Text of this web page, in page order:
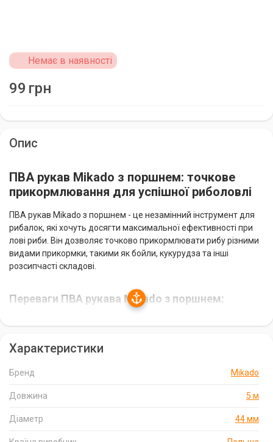
Немає в наявності
99 грн
Опис
ПВА рукав Mikado з поршнем: точкове
прикормлювання для успішної риболовлі
ПВА рукав Mikado з поршнем - це незамінний інструмент для
рибалок, які хочуть досягти максимальної ефективності при
лові риби. Він дозволяє точково прикормлювати рибу різними
видами прикормки, такими як бойли, кукурудза та інші
розсипчасті складові.
Переваги ПВА рукава Mikado з поршнем:
ваші шанси на піймання риби.
використанні. Вам потрібно всього лише заповнити його
прикормкою, зав'язати кінці та прикріпити до оснастки.
вивільняючи прикормку та приваблюючи рибу.
Характеристики
Бренд Mikado
Довжина 5 м
Діаметр 44 мм